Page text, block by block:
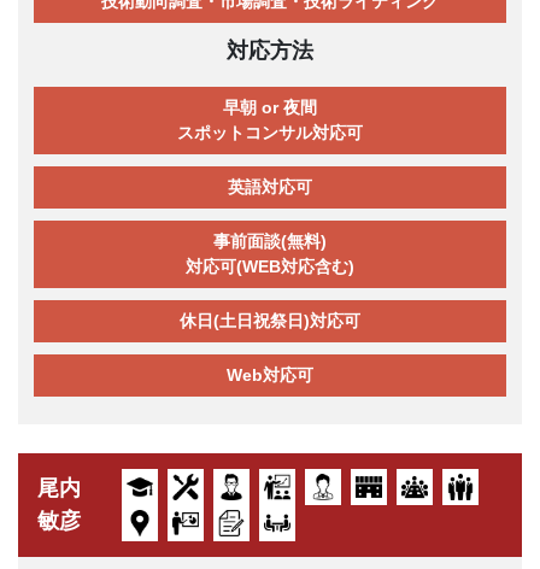
対応方法
早朝 or 夜間
スポットコンサル対応可
英語対応可
事前面談(無料)
対応可(WEB対応含む)
休日(土日祝祭日)対応可
Web対応可
尾内
敏彦